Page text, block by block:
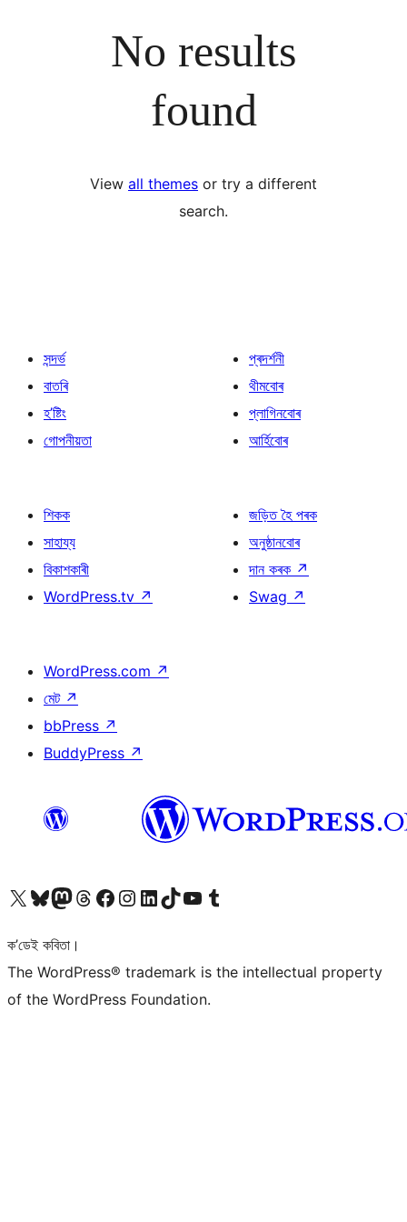
No results
found
View all themes or try a different
search.
সন্দৰ্ভ
বাতৰি
হ’ষ্টিং
গোপনীয়তা
প্ৰদৰ্শনী
থীমবোৰ
প্লাগিনবোৰ
আৰ্হিবোৰ
শিকক
সাহায্য
বিকাশকাৰী
WordPress.tv ↗
জড়িত হৈ পৰক
অনুষ্ঠানবোৰ
দান কৰক ↗
Swag ↗
WordPress.com ↗
মেট ↗
bbPress ↗
BuddyPress ↗
আমাৰ X (আগৰ Twitter) একাউণ্টলৈ যাওকআমাৰ Bluesky একাউণ্টলৈ যাওকআমাৰ Mastodon একাউণ্টলৈ যাওকআমাৰ Threads একাউণ্টলৈ যাওকআমাৰ Facebook পৃষ্ঠালৈ যাওকআমাৰ Instagram একাউণ্টলৈ যাওকআমাৰ LinkedIn একাউণ্টলৈ যাওকআমাৰ TikTok একাউণ্টলৈ যাওকআমাৰ YouTube চেনেললৈ যাওকআমাৰ Tumblr একাউণ্টলৈ যাওক
ক’ডেই কবিতা।
The WordPress® trademark is the intellectual property
of the WordPress Foundation.